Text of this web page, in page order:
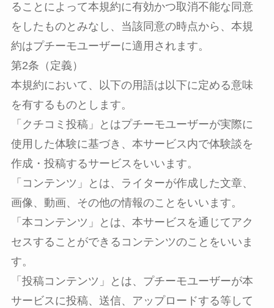
ることによって本規約に有効かつ取消不能な同意
をしたものとみなし、当該同意の時点から、本規
約はプチーモユーザーに適用されます。
第2条（定義）
本規約において、以下の用語は以下に定める意味
を有するものとします。
「クチコミ投稿」とはプチーモユーザーが実際に
使用した体験に基づき、本サービス内で体験談を
作成・投稿するサービスをいいます。
「コンテンツ」とは、ライターが作成した文章、
画像、動画、その他の情報のことをいいます。
「本コンテンツ」とは、本サービスを通じてアク
セスすることができるコンテンツのことをいいま
す。
「投稿コンテンツ」とは、プチーモユーザーが本
サービスに投稿、送信、アップロードする等して